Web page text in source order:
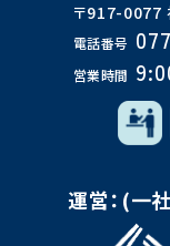
〒917-0077
電話番号
営業時間
運営：(一